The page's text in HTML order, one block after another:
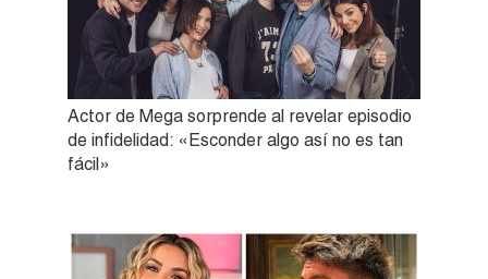
Actor de Mega sorprende al revelar episodio
de infidelidad: «Esconder algo así no es tan
fácil»